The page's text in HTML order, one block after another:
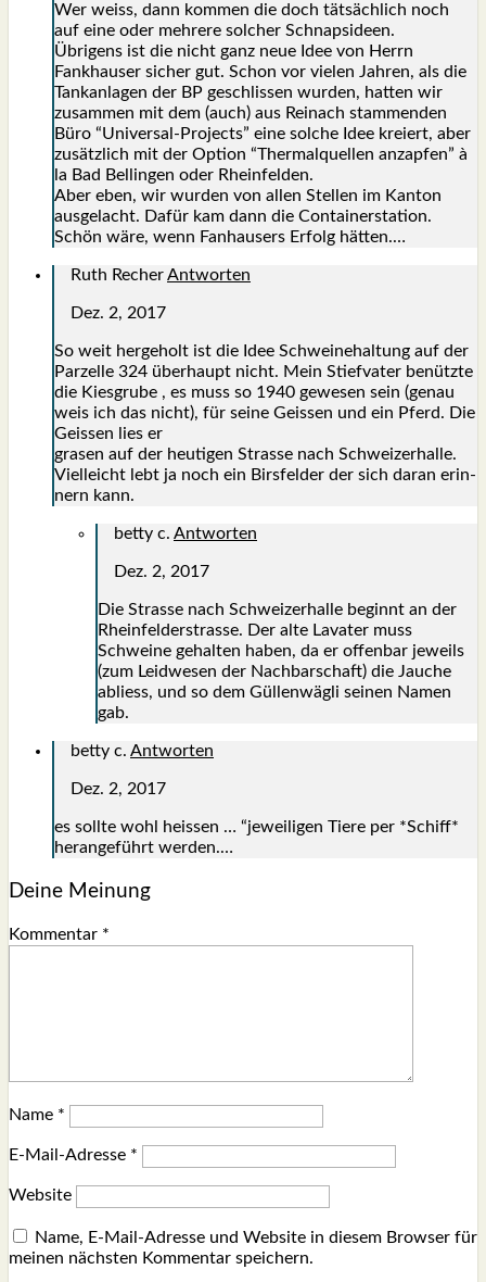
Wer weiss, dann kom­men die doch tätsäch­lich noch
auf eine oder meh­re­re sol­cher Schnaps­ideen.
Übri­gens ist die nicht ganz neue Idee von Herrn
Fankhau­ser sicher gut. Schon vor vie­len Jah­ren, als die
Tank­an­la­gen der BP geschlis­sen wur­den, hat­ten wir
zusam­men mit dem (auch) aus Rein­ach stam­men­den
Büro “Uni­ver­sal-Pro­jects” eine sol­che Idee kre­iert, aber
zusätz­lich mit der Opti­on “Ther­mal­quel­len anzap­fen” à
la Bad Bel­lin­gen oder Rhein­fel­den.
Aber eben, wir wur­den von allen Stel­len im Kan­ton
aus­ge­lacht. Dafür kam dann die Con­tai­ner­sta­ti­on.
Schön wäre, wenn Fan­hau­sers Erfolg hät­ten.…
Ruth RecherAntworten
Dez. 2, 2017
So weit her­ge­holt ist die Idee Schwei­ne­hal­tung auf der
Par­zel­le 324 über­haupt nicht. Mein Stief­va­ter benütz­te
die Kies­gru­be , es muss so 1940 gewe­sen sein (genau
weis ich das nicht), für sei­ne Geis­sen und ein Pferd. Die
Geis­sen lies er
gra­sen auf der heu­ti­gen Stras­se nach Schwei­zer­hal­le.
Viel­leicht lebt ja noch ein Birs­fel­der der sich dar­an erin­
nern kann.
betty c. Antworten
Dez. 2, 2017
Die Stras­se nach Schwei­zer­hal­le beginnt an der
Rhein­fel­d­er­stras­se. Der alte Lava­ter muss
Schwei­ne gehal­ten haben, da er offen­bar jeweils
(zum Leid­we­sen der Nach­bar­schaft) die Jau­che
abliess, und so dem Gül­len­wäg­li sei­nen Namen
gab.
betty c. Antworten
Dez. 2, 2017
es soll­te wohl heis­sen … “jewei­li­gen Tie­re per *Schiff*
her­an­ge­führt wer­den.…
Deine Meinung
Kommentar *
Name *
E-Mail-Adresse *
Website
Name, E-Mail-Adresse und Website in diesem Browser für
meinen nächsten Kommentar speichern.